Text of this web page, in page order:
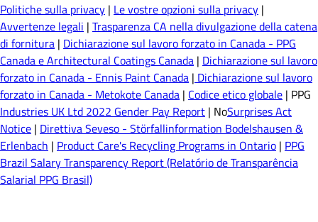
Politiche sulla privacy | Le vostre opzioni sulla privacy |
Avvertenze legali | Trasparenza CA nella divulgazione della catena
di fornitura | Dichiarazione sul lavoro forzato in Canada - PPG
Canada e Architectural Coatings Canada | Dichiarazione sul lavoro
forzato in Canada - Ennis Paint Canada | Dichiarazione sul lavoro
forzato in Canada - Metokote Canada | Codice etico globale | PPG
Industries UK Ltd 2022 Gender Pay Report | NoSurprises Act
Notice | Direttiva Seveso - Störfallinformation Bodelshausen &
Erlenbach | Product Care's Recycling Programs in Ontario | PPG
Brazil Salary Transparency Report (Relatório de Transparência
Salarial PPG Brasil)